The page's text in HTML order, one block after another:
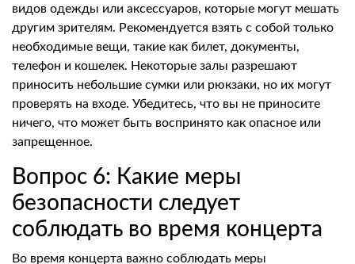
видов одежды или аксессуаров, которые могут мешать
другим зрителям. Рекомендуется взять с собой только
необходимые вещи, такие как билет, документы,
телефон и кошелек. Некоторые залы разрешают
приносить небольшие сумки или рюкзаки, но их могут
проверять на входе. Убедитесь, что вы не приносите
ничего, что может быть воспринято как опасное или
запрещенное.
Вопрос 6: Какие меры
безопасности следует
соблюдать во время концерта
Во время концерта важно соблюдать меры